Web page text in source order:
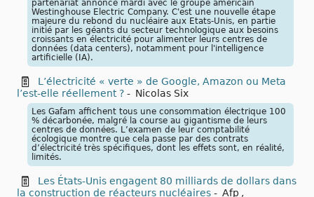
partenariat annoncé mardi avec le groupe américain
Westinghouse Electric Company. C'est une nouvelle étape
majeure du rebond du nucléaire aux Etats-Unis, en partie
initié par les géants du secteur technologique aux besoins
croissants en électricité pour alimenter leurs centres de
données (data centers), notamment pour l'intelligence
artificielle (IA).
L’électricité « verte » de Google, Amazon ou Meta
l’est-elle réellement ? - Nicolas Six
Les Gafam affichent tous une consommation électrique 100
% décarbonée, malgré la course au gigantisme de leurs
centres de données. L’examen de leur comptabilité
écologique montre que cela passe par des contrats
d’électricité très spécifiques, dont les effets sont, en réalité,
limités.
Les États-Unis engagent 80 milliards de dollars dans
la construction de réacteurs nucléaires - Afp ,